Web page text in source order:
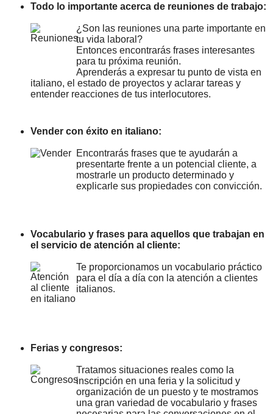
Todo lo importante acerca de reuniones de trabajo:
¿Son las reuniones una parte importante en
tu vida laboral?
Entonces encontrarás frases interesantes
para tu próxima reunión.
Aprenderás a expresar tu punto de vista en
italiano, el estado de proyectos y aclarar tareas y
entender reacciones de tus interlocutores.
Vender con éxito en italiano:
Encontrarás frases que te ayudarán a
presentarte frente a un potencial cliente, a
mostrarle un producto determinado y
explicarle sus propiedades con convicción.
Vocabulario y frases para aquellos que trabajan en
el servicio de atención al cliente:
Te proporcionamos un vocabulario práctico
para el día a día con la atención a clientes
italianos.
Ferias y congresos:
Tratamos situaciones reales como la
inscripción en una feria y la solicitud y
organización de un puesto y te mostramos
una gran variedad de vocabulario y frases